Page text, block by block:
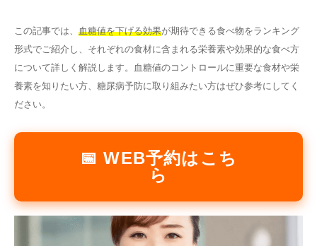
この記事では、 血糖値を下げる効果が期待できる食べ物をランキング
形式でご紹介し、それぞれの食材に含まれる栄養素や効果的な食べ方
について詳しく解説します。血糖値のコントロールに重要な食材や栄
養素を知りたい方、糖尿病予防に取り組みたい方はぜひ参考にしてく
ださい。
📅 WEB予約はこち
ら
简体中文 한국어 日本語 Español